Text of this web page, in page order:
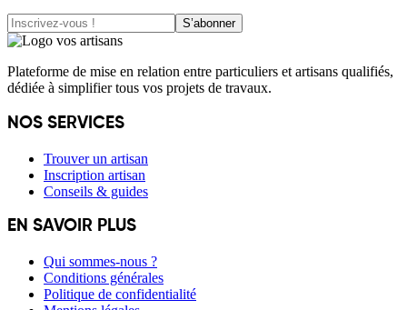
S’abonner
Plateforme de mise en relation entre particuliers et artisans qualifiés,
dédiée à simplifier tous vos projets de travaux.
NOS SERVICES
Trouver un artisan
Inscription artisan
Conseils & guides
EN SAVOIR PLUS
Qui sommes-nous ?
Conditions générales
Politique de confidentialité